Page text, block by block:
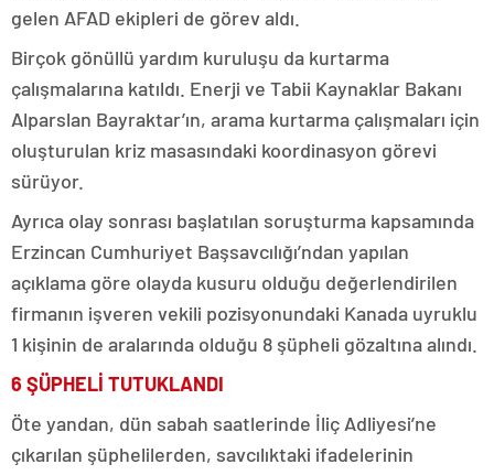
gelen AFAD ekipleri de görev aldı.
Birçok gönüllü yardım kuruluşu da kurtarma
çalışmalarına katıldı. Enerji ve Tabii Kaynaklar Bakanı
Alparslan Bayraktar’ın, arama kurtarma çalışmaları için
oluşturulan kriz masasındaki koordinasyon görevi
sürüyor.
Ayrıca olay sonrası başlatılan soruşturma kapsamında
Erzincan Cumhuriyet Başsavcılığı’ndan yapılan
açıklama göre olayda kusuru olduğu değerlendirilen
firmanın işveren vekili pozisyonundaki Kanada uyruklu
1 kişinin de aralarında olduğu 8 şüpheli gözaltına alındı.
6 ŞÜPHELİ TUTUKLANDI
Öte yandan, dün sabah saatlerinde İliç Adliyesi’ne
çıkarılan şüphelilerden, savcılıktaki ifadelerinin